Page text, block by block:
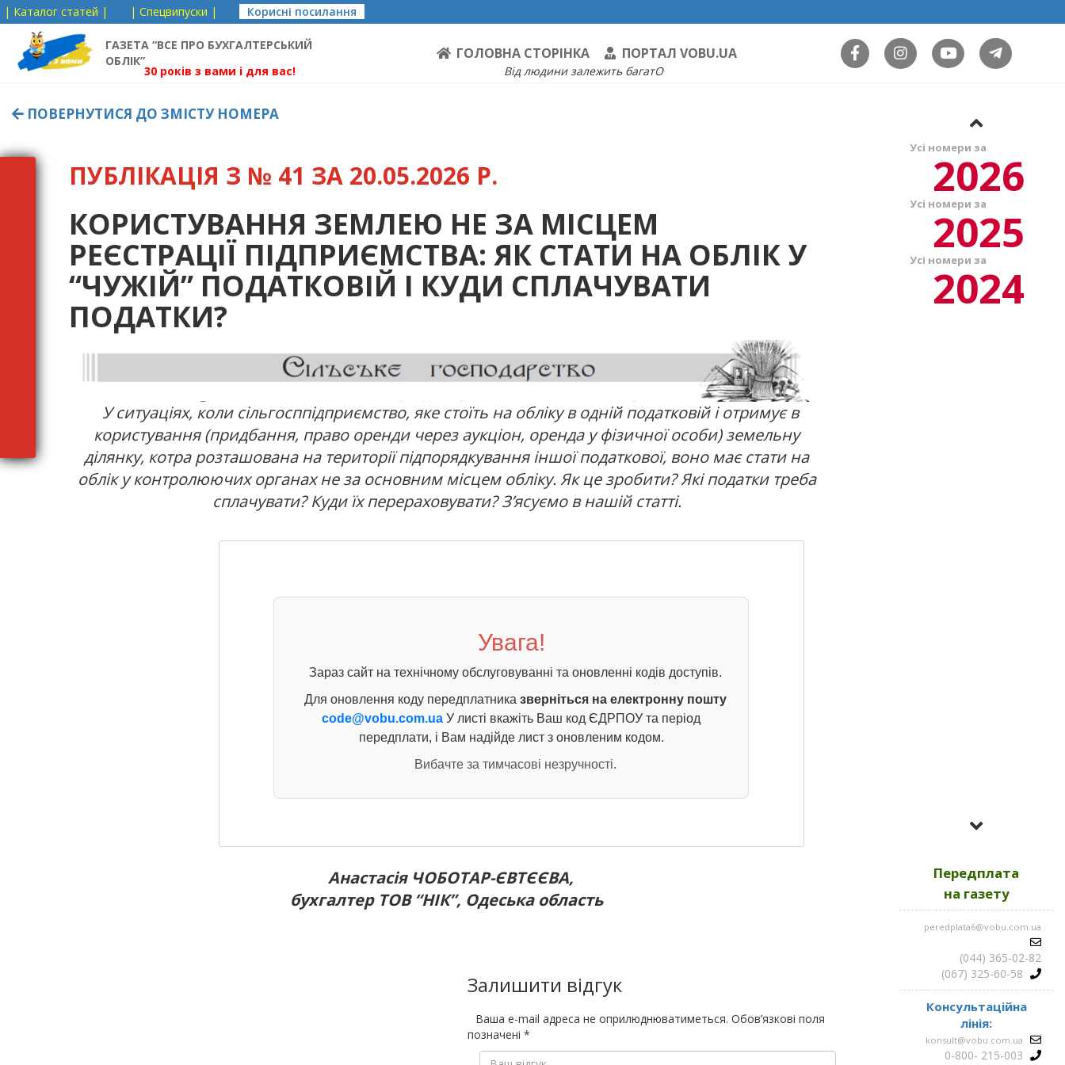
| Каталог статей | | Спецвипуски | Корисні посилання
ГАЗЕТА “ВСЕ ПРО БУХГАЛТЕРСЬКИЙ
ОБЛІК”
ГОЛОВНА СТОРІНКА ПОРТАЛ VOBU.UA
30 років з вами і для вас! Від людини залежить багатО
ПОВЕРНУТИСЯ ДО ЗМІСТУ НОМЕРА
ПУБЛІКАЦІЯ З № 41 ЗА 20.05.2026 Р.
КОРИСТУВАННЯ ЗЕМЛЕЮ НЕ ЗА МІСЦЕМ
РЕЄСТРАЦІЇ ПІДПРИЄМСТВА: ЯК СТАТИ НА ОБЛІК У
“ЧУЖІЙ” ПОДАТКОВІЙ І КУДИ СПЛАЧУВАТИ
ПОДАТКИ?
У ситуаціях, коли сільгосппідприємство, яке стоїть на обліку в одній податковій і отримує в
користування (придбання, право оренди через аукціон, оренда у фізичної особи) земельну
ділянку, котра розташована на території підпорядкування іншої податкової, воно має стати на
облік у контролюючих органах не за основним місцем обліку. Як це зробити? Які податки треба
сплачувати? Куди їх перераховувати? З’ясуємо в нашій статті.
Увага!
Зараз сайт на технічному обслуговуванні та оновленні кодів доступів.
Для оновлення коду передплатника зверніться на електронну пошту
code@vobu.com.ua У листі вкажіть Ваш код ЄДРПОУ та період
передплати, і Вам надійде лист з оновленим кодом.
Вибачте за тимчасові незручності.
Анастасія ЧОБОТАР-ЄВТЄЄВА,
бухгалтер ТОВ “НІК”, Одеська область
Залишити відгук
Ваша e-mail адреса не оприлюднюватиметься. Обов’язкові поля
позначені *
Усі номери за
2026
Усі номери за
2025
Усі номери за
2024
2023
Усі номери за
2022
Усі номери за
2021
Передплата
на газету
peredplata6@vobu.com.ua
(044) 365-02-82
(067) 325-60-58
Консультаційна
лінія:
konsult@vobu.com.ua
0-800- 215-003